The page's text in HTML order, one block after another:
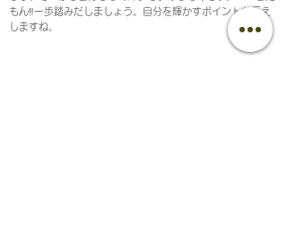
もん‼️一歩踏みだしましょう。自分を輝かすポイントお伝え
しますね。​